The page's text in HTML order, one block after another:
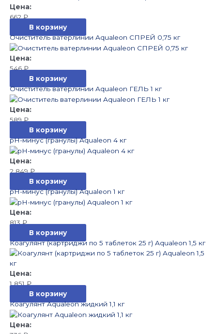
662₽
В корзину
Очиститель ватерлинии Aqualeon СПРЕЙ 0,75 кг
546₽
В корзину
Очиститель ватерлинии Aqualeon ГЕЛЬ 1 кг
589₽
В корзину
pН-минус (гранулы) Aqualeon 4 кг
2 849₽
В корзину
pН-минус (гранулы) Aqualeon 1 кг
813₽
В корзину
Коагулянт (картриджи по 5 таблеток 25 г) Aqualeon 1,5 кг
1 851₽
В корзину
Коагулянт Aqualeon жидкий 1,1 кг